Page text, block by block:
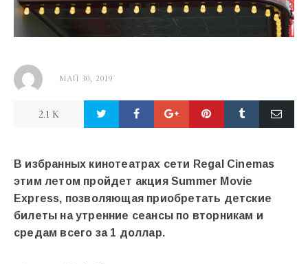
МАЙ 30, 2019
2.1 K
В избранных кинотеатрах сети Regal Cinemas
этим летом пройдет акция Summer Movie
Express, позволяющая приобретать детские
билеты на утренние сеансы по вторникам и
средам всего за 1 доллар.